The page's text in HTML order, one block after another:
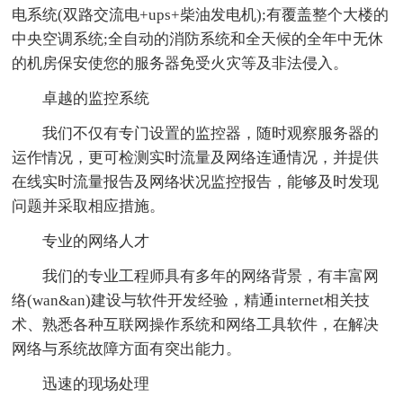
电系统(双路交流电+ups+柴油发电机);有覆盖整个大楼的
中央空调系统;全自动的消防系统和全天候的全年中无休
的机房保安使您的服务器免受火灾等及非法侵入。
卓越的监控系统
我们不仅有专门设置的监控器，随时观察服务器的
运作情况，更可检测实时流量及网络连通情况，并提供
在线实时流量报告及网络状况监控报告，能够及时发现
问题并采取相应措施。
专业的网络人才
我们的专业工程师具有多年的网络背景，有丰富网
络(wan&an)建设与软件开发经验，精通internet相关技
术、熟悉各种互联网操作系统和网络工具软件，在解决
网络与系统故障方面有突出能力。
迅速的现场处理